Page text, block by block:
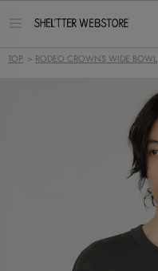
ー
TOP > RODEO CROWNS WIDE BOWL